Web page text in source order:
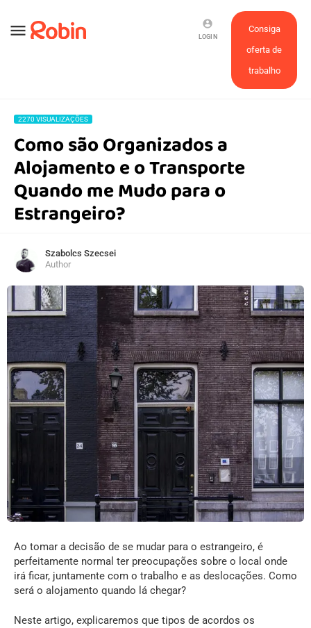
menu
Consiga
oferta de
trabalho
account_circle
LOGIN
2270 VISUALIZAÇÕES
Como são Organizados a
Alojamento e o Transporte
Quando me Mudo para o
Estrangeiro?
Szabolcs Szecsei
Author
Ao tomar a decisão de se mudar para o estrangeiro, é
perfeitamente normal ter preocupações sobre o local onde
irá ficar, juntamente com o trabalho e as deslocações. Como
será o alojamento quando lá chegar?
Neste artigo, explicaremos que tipos de acordos os